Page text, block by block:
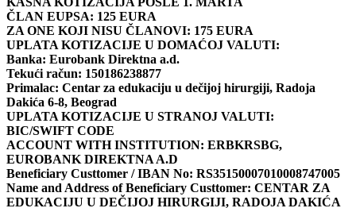
ČLAN EUPSA: 125 EURA
ZA ONE KOJI NISU ČLANOVI: 175 EURA
UPLATA KOTIZACIJE U DOMAĆOJ VALUTI:
Banka: Eurobank Direktna a.d.
Tekući račun: 150186238877
Primalac: Centar za edukaciju u dečijoj hirurgiji, Radoja
Dakića 6-8, Beograd
UPLATA KOTIZACIJE U STRANOJ VALUTI:
BIC/SWIFT CODE
ACCOUNT WITH INSTITUTION: ERBKRSBG,
EUROBANK DIREKTNA A.D
Beneficiary Custtomer / IBAN No: RS35150007010008747005
Name and Address of Beneficiary Custtomer: CENTAR ZA
EDUKACIJU U DEČIJOJ HIRURGIJI, RADOJA DAKIĆA